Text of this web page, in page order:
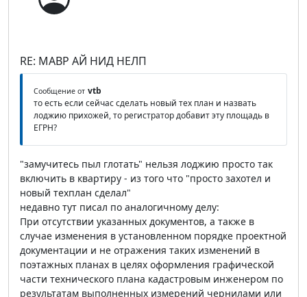
RE: МАВР АЙ НИД НЕЛП
Сообщение от vtb
то есть если сейчас сделать новый тех план и назвать
лоджию прихожей, то регистратор добавит эту площадь в
ЕГРН?
"замучитесь пыл глотать" нельзя лоджию просто так
включить в квартиру - из того что "просто захотел и
новый техплан сделал"
недавно тут писал по аналогичному делу:
При отсутствии указанных документов, а также в
случае изменения в установленном порядке проектной
документации и не отражения таких изменений в
поэтажных планах в целях оформления графической
части технического плана кадастровым инженером по
результатам выполненных измерений чернилами или